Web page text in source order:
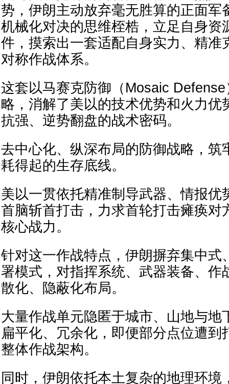
势，伊朗主动放弃毫无胜算的正面军
机械化对决的思维桎梏，立足自身资
件，摸索出一套适配自身实力、精准
对称作战体系。
这套以马赛克防御（Mosaic
略，消解了美以的技术优势和火力优
抗强、逆势翻盘的战术密码。
去中心化、纵深布局的防御战略，筑
耗得起的生存底线。
美以一贯依托精准制导武器、情报优
首脑斩首打击，力求首轮打击瘫痪对
核心战力。
针对这一作战特点，伊朗摒弃集中式
署模式，对指挥系统、武器装备、作
散化、隐蔽化布局。
大量作战单元隐匿于城市、山地与地
扁平化、冗余化，即便部分点位遭到
整体作战架构。
同时，伊朗依托本土复杂的地理环境